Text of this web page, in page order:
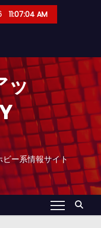
11:07:07 AM
ッ
ー系情報サイト